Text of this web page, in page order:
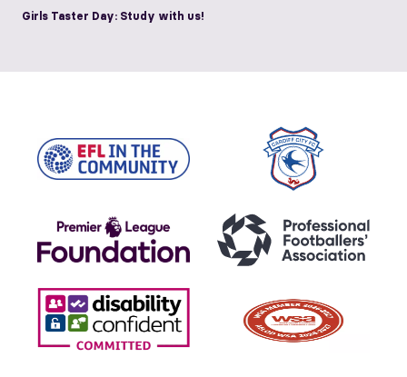
Girls Taster Day: Study with us!